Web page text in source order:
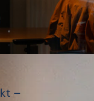
kt –